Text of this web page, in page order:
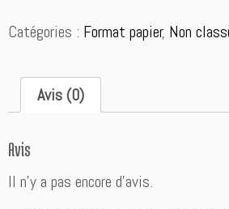
t
a
c
k
Catégories : Format papier, Non
Avis (0)
Avis
Il n’y a pas encore d’avis.